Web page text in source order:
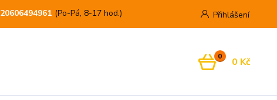
Přihlášení
(Po-Pá, 8-17 hod.)
0 0 Kč